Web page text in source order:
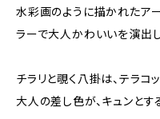
水彩画のように描かれたア
ラーで大人かわいいを演出
チラリと覗く八掛は、テラコ
大人の差し色が、キュンと